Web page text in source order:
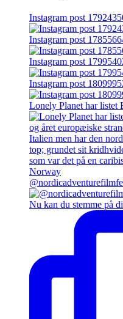
Instagram post
Instagram post
Instagram post
Instagram post
Lonely Planet har listet
Nu kan du stemme på